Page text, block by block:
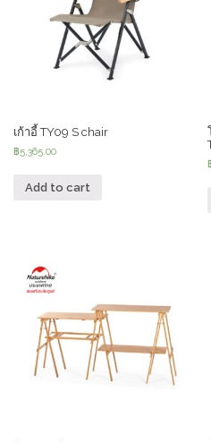
เก้าอี้ TY09 S chair
฿5,365.00
Add to cart